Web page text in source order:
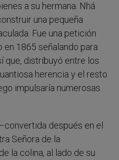
a su hermana. Nhá
una pequeña
Fue una petición
en 1865 señalando para
que, distribuyó entre los
herencia y el resto
impulsaría numerosas
después en el
Señora de la
la colina, al lado de su